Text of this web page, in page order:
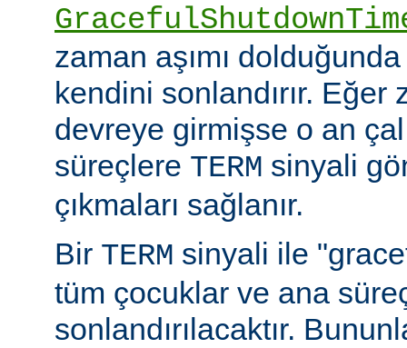
zaman aşımı
kendini sonlandırır. Eğer
devreye girmişse o an
süreçlere TERM sinyali
çıkmaları sağlanır.
Bir TERM sinyali ile
tüm çocuklar ve ana
sonlandırılacaktır.